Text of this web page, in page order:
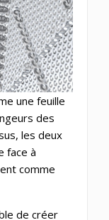
une feuille
des
les deux
face à
comme
de créer